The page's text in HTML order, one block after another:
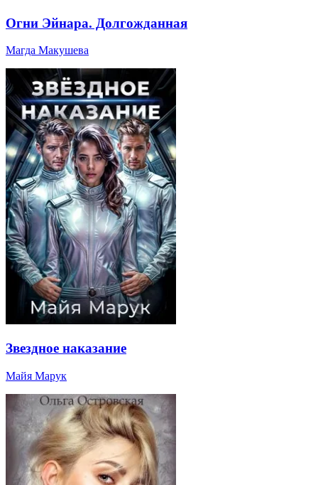
Огни Эйнара. Долгожданная
Магда Макушева
Звездное наказание
Майя Марук